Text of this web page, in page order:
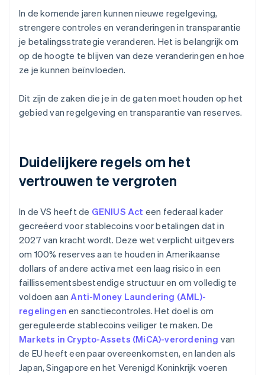
In de komende jaren kunnen nieuwe regelgeving,
strengere controles en veranderingen in transparantie
je betalingsstrategie veranderen. Het is belangrijk om
op de hoogte te blijven van deze veranderingen en hoe
ze je kunnen beïnvloeden.
Dit zijn de zaken die je in de gaten moet houden op het
gebied van regelgeving en transparantie van reserves.
Duidelijkere regels om het
vertrouwen te vergroten
In de VS heeft de GENIUS Act een federaal kader
gecreëerd voor stablecoins voor betalingen dat in
2027 van kracht wordt. Deze wet verplicht uitgevers
om 100% reserves aan te houden in Amerikaanse
dollars of andere activa met een laag risico in een
faillissementsbestendige structuur en om volledig te
voldoen aanAnti-Money Laundering (AML)-
regelingen en sanctiecontroles. Het doel is om
gereguleerde stablecoins veiliger te maken. De
Markets in Crypto-Assets (MiCA)-verordening van
de EU heeft een paar overeenkomsten, en landen als
Japan, Singapore en het Verenigd Koninkrijk voeren